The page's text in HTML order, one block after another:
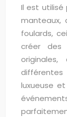
Il est utilisé
manteaux,
foulards,
créer
luxueuse